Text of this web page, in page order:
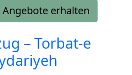
Angebote erhalten
–Torbat-e